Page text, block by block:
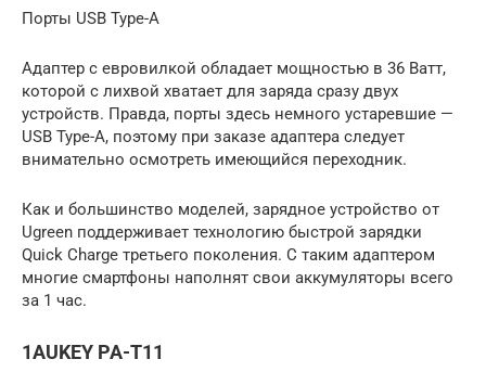
Порты USB Type-A
Адаптер с евровилкой обладает мощностью в 36 Ватт,
которой с лихвой хватает для заряда сразу двух
устройств. Правда, порты здесь немного устаревшие —
USB Type-A, поэтому при заказе адаптера следует
внимательно осмотреть имеющийся переходник.
Как и большинство моделей, зарядное устройство от
Ugreen поддерживает технологию быстрой зарядки
Quick Charge третьего поколения. С таким адаптером
многие смартфоны наполнят свои аккумуляторы всего
за 1 час.
1AUKEY PA-T11